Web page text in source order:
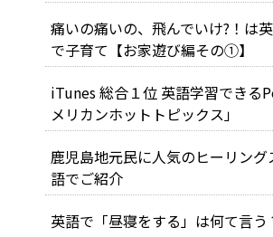
痛いの痛いの、飛んでいけ?！は
で子育て【お家遊び編その①】
iTunes 総合１位 英語学習できる
メリカンホットトピックス」
鹿児島地元民に人気のヒーリン
語でご紹介
英語で「昼寝をする」は何て言う